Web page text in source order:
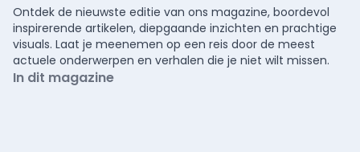
Ontdek de nieuwste editie van ons magazine, boordevol
inspirerende artikelen, diepgaande inzichten en prachtige
visuals. Laat je meenemen op een reis door de meest
actuele onderwerpen en verhalen die je niet wilt missen.
In dit magazine